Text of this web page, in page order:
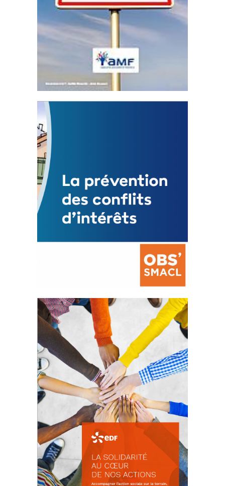
Statut de l’élu local
3 avril 2024
Mise à jour avril 2024
FEUILLETER
La prévention des conflits
d’intérêts
18 septembre 2023
FEUILLETER